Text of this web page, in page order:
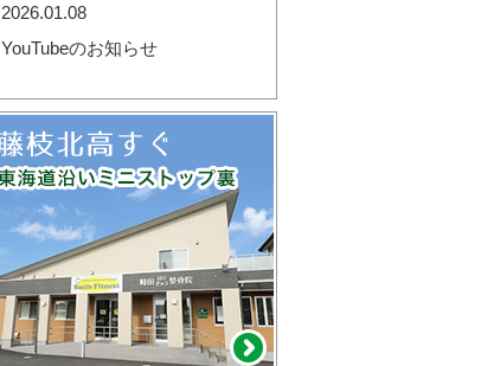
2026.01.08
YouTubeのお知らせ